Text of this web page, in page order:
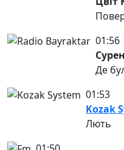
01:56
Де
01:53
Kozak
Лють